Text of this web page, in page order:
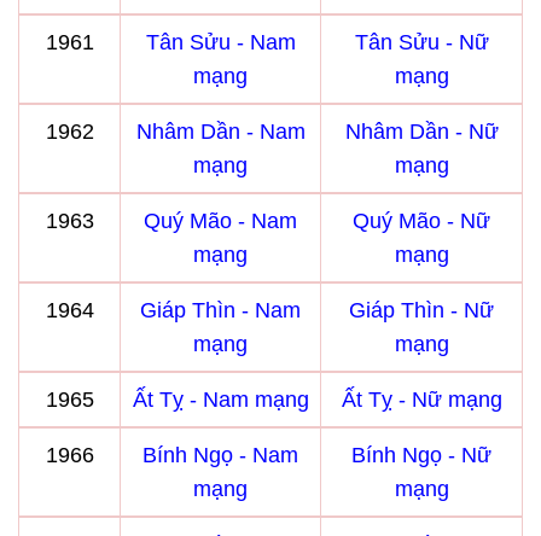
1961
Tân Sửu - Nam
mạng
Tân Sửu - Nữ
mạng
1962
Nhâm Dần - Nam
mạng
Nhâm Dần - Nữ
mạng
1963
Quý Mão - Nam
mạng
Quý Mão - Nữ
mạng
1964
Giáp Thìn - Nam
mạng
Giáp Thìn - Nữ
mạng
1965 Ất Tỵ - Nam mạng Ất Tỵ - Nữ mạng
1966
Bính Ngọ - Nam
mạng
Bính Ngọ - Nữ
mạng